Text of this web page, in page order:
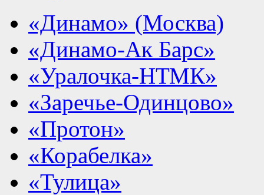
«Динамо» (Москва)
«Динамо-Ак Барс»
«Уралочка-НТМК»
«Заречье-Одинцово»
«Протон»
«Корабелка»
«Тулица»